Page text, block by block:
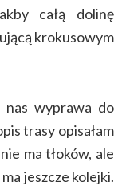
całą dolinę
krokusowym
wyprawa do
trasy opisałam
ma tłoków, ale
jeszcze kolejki.